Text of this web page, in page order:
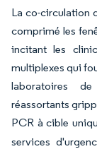
La co-circulation
comprimé les
incitant les
multiplexes qui
laboratoires
réassortants
PCR à cible
services